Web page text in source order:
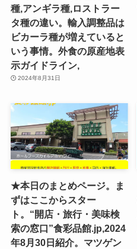
種,アンギラ種,ロストラー
タ種の違い。輸入調整品は
ビカーラ種が増えていると
いう事情。外食の原産地表
示ガイドライン,
2024年8月31日
★本日のまとめページ。ま
ずはここからスター
ト。“開店・旅行・美味検
索の窓口”食彩品館.jp,2024
年8月30日紹介。マツゲン